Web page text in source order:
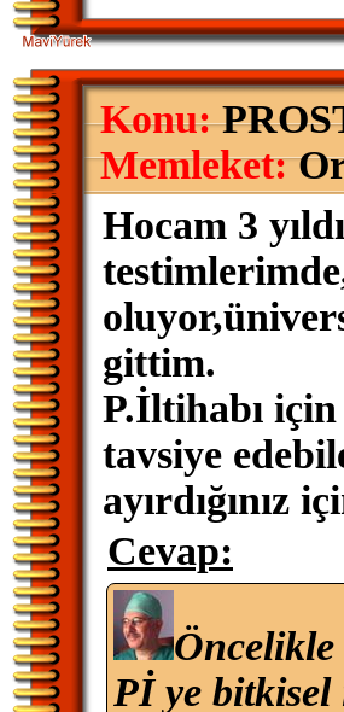
Konu:
Memleket:
Hocam 3
gittim.
P.İltihabı
tavsiye
ayırdığınız
Cevap:
Pİ ye bitkisel